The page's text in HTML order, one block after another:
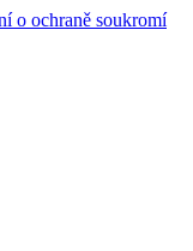
o ochraně soukromí